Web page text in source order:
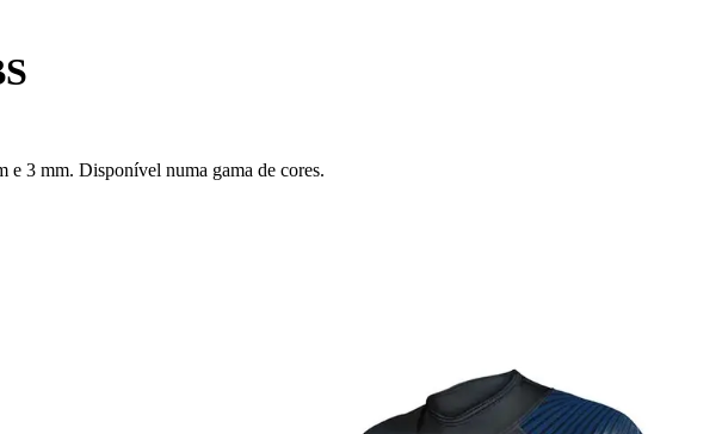
e 3 mm. Disponível numa gama de cores.